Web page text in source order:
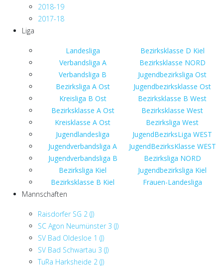
2018-19
2017-18
Liga
Landesliga
Bezirksklasse D Kiel
Verbandsliga A
Bezirksklasse NORD
Verbandsliga B
Jugendbezirksliga Ost
Bezirksliga A Ost
Jugendbezirksklasse Ost
Kreisliga B Ost
Bezirksklasse B West
Bezirksklasse A Ost
Bezirksklasse West
Kreisklasse A Ost
Bezirksliga West
Jugendlandesliga
JugendBezirksLiga WEST
Jugendverbandsliga A
JugendBezirksKlasse WEST
Jugendverbandsliga B
Bezirksliga NORD
Bezirksliga Kiel
Jugendbezirksliga Kiel
Bezirksklasse B Kiel
Frauen-Landesliga
Mannschaften
Raisdorfer SG 2 (J)
SC Agon Neumünster 3 (J)
SV Bad Oldesloe 1 (J)
SV Bad Schwartau 3 (J)
TuRa Harksheide 2 (J)